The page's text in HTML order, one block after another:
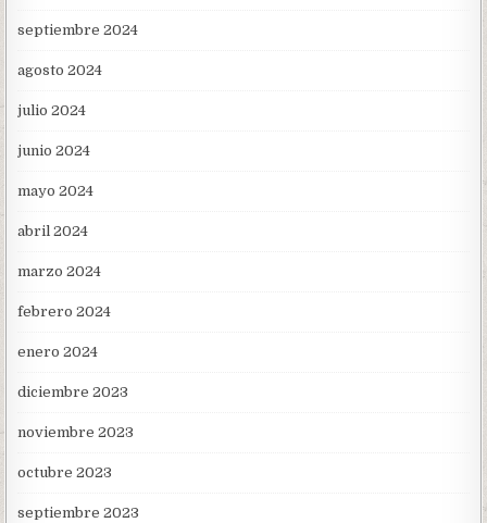
septiembre 2024
agosto 2024
julio 2024
junio 2024
mayo 2024
abril 2024
marzo 2024
febrero 2024
enero 2024
diciembre 2023
noviembre 2023
octubre 2023
septiembre 2023